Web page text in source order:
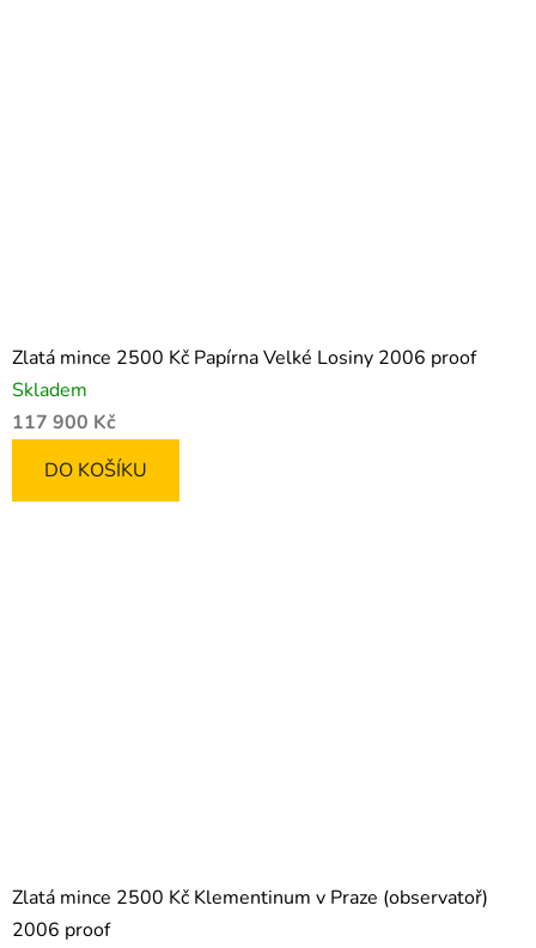
Zlatá mince 2500 Kč Papírna Velké Losiny 2006 proof
Skladem
117 900 Kč
DO KOŠÍKU
Zlatá mince 2500 Kč Klementinum v Praze (observatoř)
2006 proof